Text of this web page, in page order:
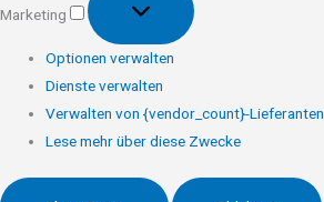
Marketing
Optionen verwalten
Dienste verwalten
Verwalten von {vendor_count}-Lieferanten
Lese mehr über diese Zwecke